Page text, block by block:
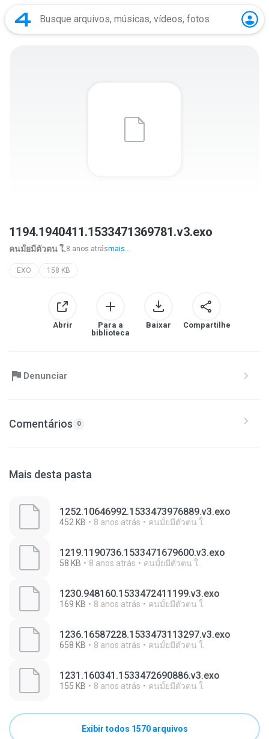
1194.1940411.1533471369781.v3.exo
คนมั้ยมีตัวตน ใ.8 anos atrásmais...
EXO 158 KB
Abrir
Para a
biblioteca
Baixar Compartilhe
Denunciar
Comentários 0
Mais desta pasta
1252.10646992.1533473976889.v3.exo
452 KB 8 anos atrás คนมั้ยมีตัวตน ใ.
1219.1190736.1533471679600.v3.exo
58 KB 8 anos atrás คนมั้ยมีตัวตน ใ.
1230.948160.1533472411199.v3.exo
169 KB 8 anos atrás คนมั้ยมีตัวตน ใ.
1236.16587228.1533473113297.v3.exo
658 KB 8 anos atrás คนมั้ยมีตัวตน ใ.
1231.160341.1533472690886.v3.exo
155 KB 8 anos atrás คนมั้ยมีตัวตน ใ.
Exibir todos 1570 arquivos